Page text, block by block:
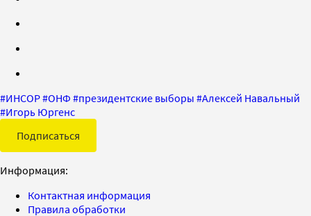
#ИНСОР#ОНФ #президентские выборы #Алексей Навальный
#Игорь Юргенс
Подписаться
Информация:
Контактная информация
Правила обработки